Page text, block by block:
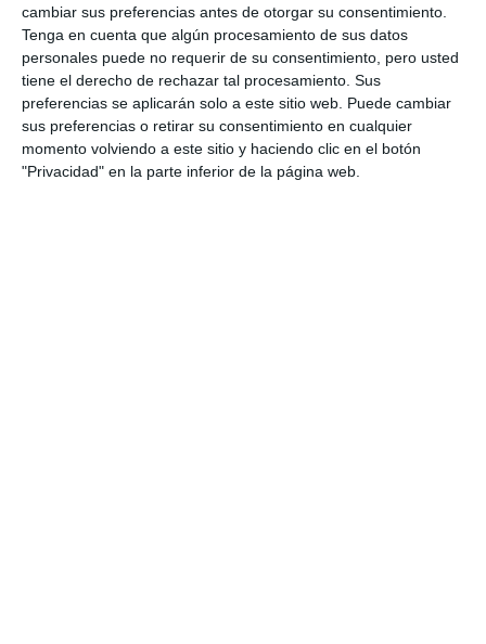
cambiar sus preferencias antes de otorgar su consentimiento.
Tenga en cuenta que algún procesamiento de sus datos
personales puede no requerir de su consentimiento, pero usted
tiene el derecho de rechazar tal procesamiento. Sus
preferencias se aplicarán solo a este sitio web. Puede cambiar
sus preferencias o retirar su consentimiento en cualquier
momento volviendo a este sitio y haciendo clic en el botón
"Privacidad" en la parte inferior de la página web.